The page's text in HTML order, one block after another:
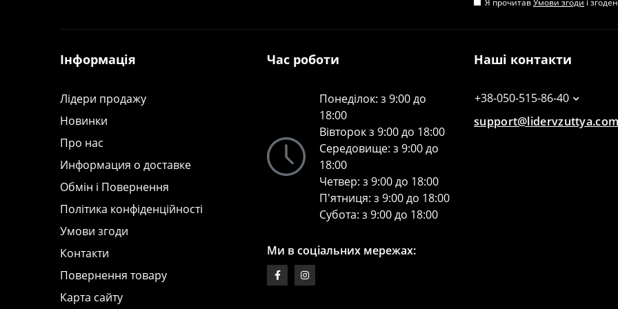
Я прочитавУмови згоди і
Інформація
Лідери продажу
Новинки
Про нас
Информация о доставке
Обмін і Повернення
Політика конфіденційності
Умови згоди
Контакти
Повернення товару
Карта сайту
Час роботи
Понеділок: з 9:00 до
18:00
Вівторок з 9:00 до 18:00
Середовище: з 9:00 до
18:00
Четвер: з 9:00 до 18:00
П'ятниця: з 9:00 до 18:00
Субота: з 9:00 до 18:00
Ми в соціальних мережах:
Наші контакти
+38-050-515-86-40
support@lidervzuttya.com